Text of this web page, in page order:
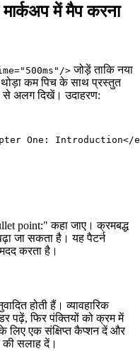
में मैप करना
>जोड़ें ताकि नया
कम पिच के साथ प्रस्तुत
से अलग दिखें। उदाहरण:
One: Introduction</
point:" कहा जाए। क्रमबद्ध
जा सकता है। यह पैटर्न
करता है।
होती हैं। व्यावहारिक
पढ़ें, फिर पंक्तियों को क्रम में
लिए एक संक्षिप्त कैप्शन दें और
की सलाह दें।